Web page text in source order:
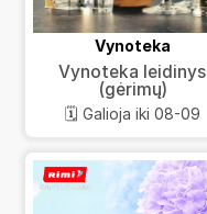
Vynoteka
Vynoteka leidinys
(gėrimų)
🗓️ Galioja iki 08-09